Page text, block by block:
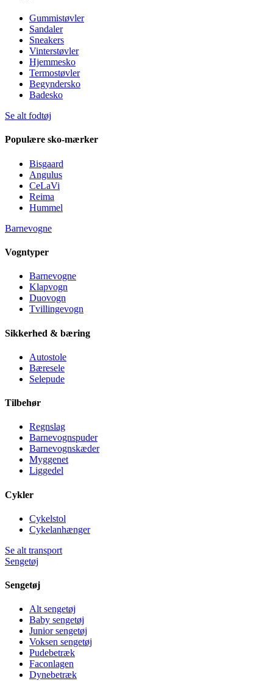
Gummistøvler
Sandaler
Sneakers
Vinterstøvler
Hjemmesko
Termostøvler
Begyndersko
Badesko
Se alt fodtøj
Populære sko-mærker
Bisgaard
Angulus
CeLaVi
Reima
Hummel
Barnevogne
Vogntyper
Barnevogne
Klapvogn
Duovogn
Tvillingevogn
Sikkerhed & bæring
Autostole
Bæresele
Selepude
Tilbehør
Regnslag
Barnevognspuder
Barnevognskæder
Myggenet
Liggedel
Cykler
Cykelstol
Cykelanhænger
Se alt transport
Sengetøj
Sengetøj
Alt sengetøj
Baby sengetøj
Junior sengetøj
Voksen sengetøj
Pudebetræk
Faconlagen
Dynebetræk